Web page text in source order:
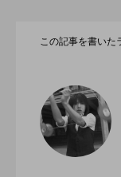
この記事を書いた
2022.06.21
2022.06.21